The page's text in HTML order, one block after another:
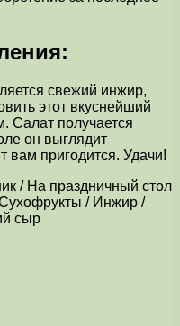
свежий инжир,
этот вкуснейший
Салат получается
он выглядит
вам пригодится. Удачи!
/ На праздничный стол
/ Инжир /
сыр